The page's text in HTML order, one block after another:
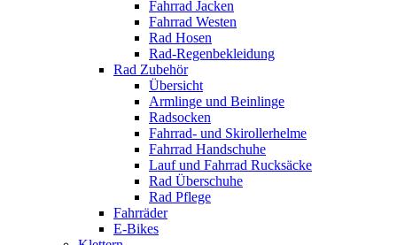
Fahrrad Jacken
Fahrrad Westen
Rad Hosen
Rad-Regenbekleidung
Rad Zubehör
Übersicht
Armlinge und Beinlinge
Radsocken
Fahrrad- und Skirollerhelme
Fahrrad Handschuhe
Lauf und Fahrrad Rucksäcke
Rad Überschuhe
Rad Pflege
Fahrräder
E-Bikes